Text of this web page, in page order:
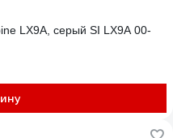
LX9A, серый SI LX9A 00-